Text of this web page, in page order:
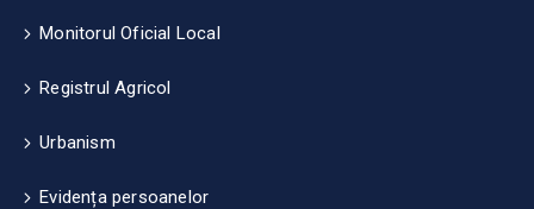
Monitorul Oficial Local
Registrul Agricol
Urbanism
Evidența persoanelor